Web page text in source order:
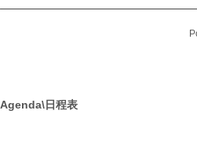
Agenda\日程表